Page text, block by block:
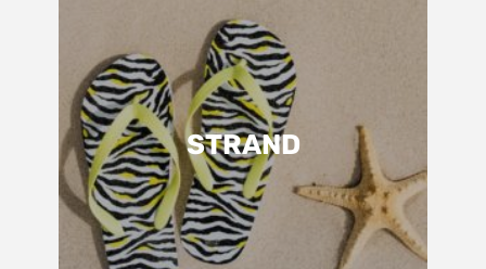
STRAND